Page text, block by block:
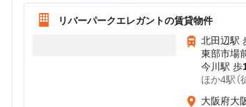
リバーパークエレガントの賃貸物件
北田辺駅
東部市場
今川駅 歩
ほか4駅（
大阪府大